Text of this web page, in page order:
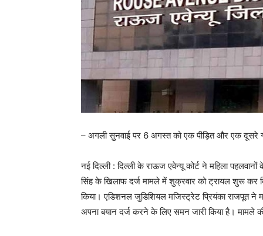
– अगली सुनवाई पर 6 अगस्त को एक पीड़ित और एक दूसरे
नई दिल्ली : दिल्ली के राऊज एवेन्यू कोर्ट ने महिला
सिंह के खिलाफ दर्ज मामले में शुक्रवार को ट्रायल शुरू कर
किया। एडिशनल जुडिशियल मजिस्ट्रेट प्रियंका राजपूत
अपना बयान दर्ज करने के लिए समन जारी किया है। मामले